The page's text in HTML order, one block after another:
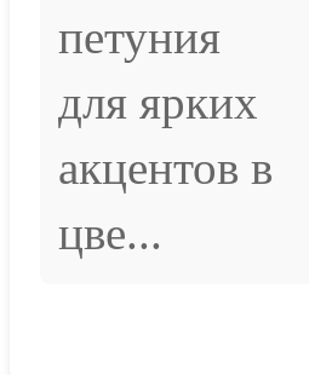
петуния
для ярких
акцентов в
цве...